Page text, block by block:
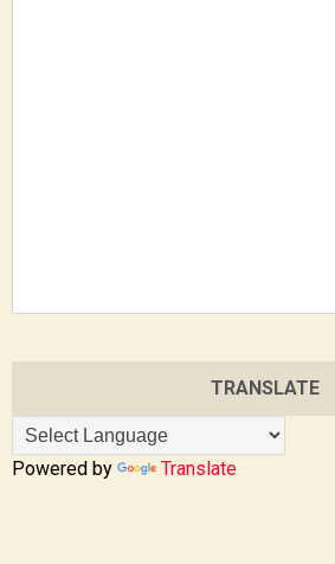
TRANSLATE
Powered by Translate